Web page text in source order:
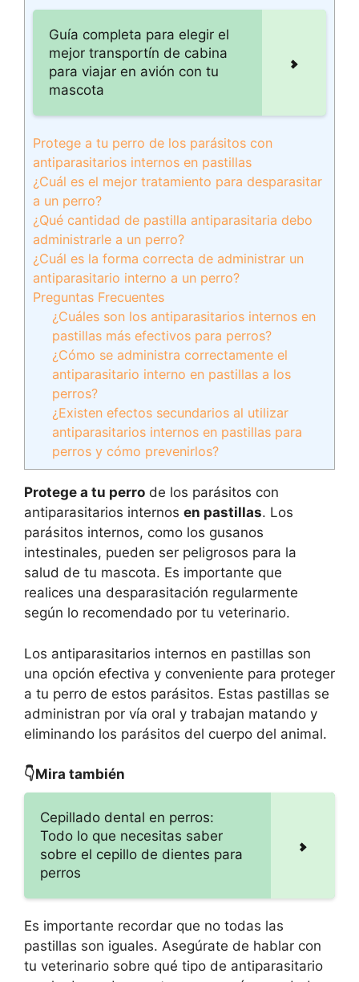
Guía completa para elegir el
mejor transportín de cabina
para viajar en avión con tu
mascota
Protege a tu perro de los parásitos con
antiparasitarios internos en pastillas
¿Cuál es el mejor tratamiento para desparasitar
a un perro?
¿Qué cantidad de pastilla antiparasitaria debo
administrarle a un perro?
¿Cuál es la forma correcta de administrar un
antiparasitario interno a un perro?
Preguntas Frecuentes
¿Cuáles son los antiparasitarios internos en
pastillas más efectivos para perros?
¿Cómo se administra correctamente el
antiparasitario interno en pastillas a los
perros?
¿Existen efectos secundarios al utilizar
antiparasitarios internos en pastillas para
perros y cómo prevenirlos?
Protege a tu perro de los parásitos con
antiparasitarios internos en pastillas. Los
parásitos internos, como los gusanos
intestinales, pueden ser peligrosos para la
salud de tu mascota. Es importante que
realices una desparasitación regularmente
según lo recomendado por tu veterinario.
Los antiparasitarios internos en pastillas son
una opción efectiva y conveniente para proteger
a tu perro de estos parásitos. Estas pastillas se
administran por vía oral y trabajan matando y
eliminando los parásitos del cuerpo del animal.
👇Mira también
Cepillado dental en perros:
Todo lo que necesitas saber
sobre el cepillo de dientes para
perros
Es importante recordar que no todas las
pastillas son iguales. Asegúrate de hablar con
tu veterinario sobre qué tipo de antiparasitario